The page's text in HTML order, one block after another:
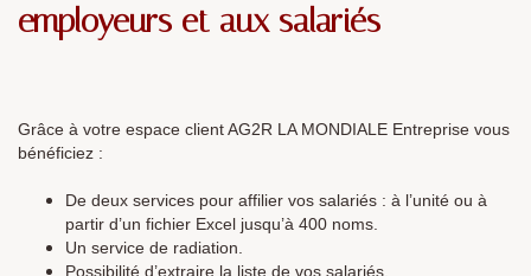
employeurs et aux salariés
Grâce à votre espace client AG2R LA MONDIALE Entreprise vous
bénéficiez :
De deux services pour affilier vos salariés : à l’unité ou à
partir d’un fichier Excel jusqu’à 400 noms.
Un service de radiation.
Possibilité d’extraire la liste de vos salariés.